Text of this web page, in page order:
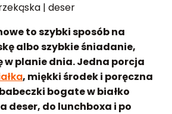
| deser
to szybki sposób na
albo szybkie śniadanie,
w planie dnia. Jedna porcja
, miękki środek i poręczna
bogate w białko
deser, do lunchboxa i po